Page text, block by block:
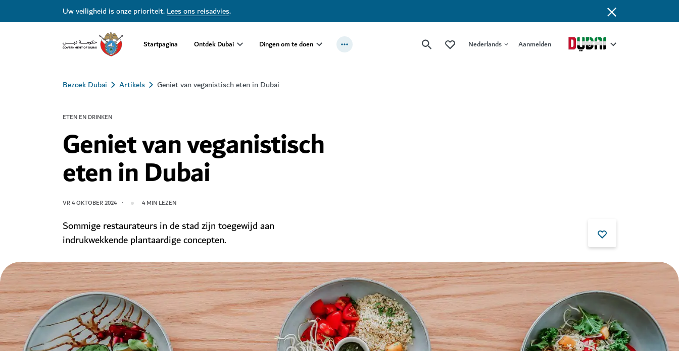
Uw veiligheid is onze prioriteit.Lees ons reisadvies.
Startpagina Ontdek Dubai Dingen om te doen Nederlands Aanmelden
Bezoek Dubai Artikels Geniet van veganistisch eten in Dubai
ETEN EN DRINKEN
Geniet van veganistisch
eten in Dubai
VR 4 OKTOBER 2024 4 MIN LEZEN
Sommige restaurateurs in de stad zijn toegewijd aan
indrukwekkende plantaardige concepten.